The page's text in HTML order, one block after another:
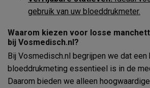
gebruik van uw bloeddrukmeter.
Waarom kiezen voor losse
bij Vosmedisch.nl?
Bij Vosmedisch.nl begrijpen we dat een
bloeddrukmeting essentieel is in de
Daarom bieden we alleen